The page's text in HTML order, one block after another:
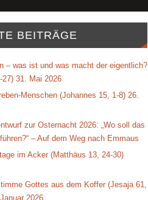
BEITRÄGE
– was ist und was macht der eigentlich?
31. Mai 2026
Menschen (Johannes 15, 1-8) 26.
zur Osternacht 2026: „Wo soll das
– Auf dem Weg nach Emmaus
im Acker (Matthäus 13, 24-30)
Gottes aus dem Koffer (Jesaja 61,
2026